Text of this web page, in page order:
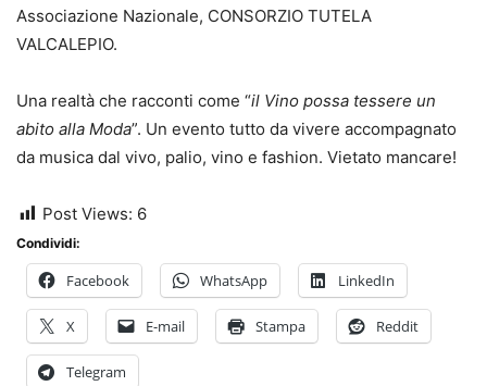
Associazione Nazionale, CONSORZIO TUTELA
VALCALEPIO.
Una realtà che racconti come “il Vino possa tessere un
abito alla Moda”. Un evento tutto da vivere accompagnato
da musica dal vivo, palio, vino e fashion. Vietato mancare!
Post Views: 6
Condividi:
Facebook WhatsApp LinkedIn
X E-mail Stampa Reddit
Telegram